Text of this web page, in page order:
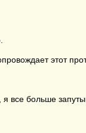
этот
все больше